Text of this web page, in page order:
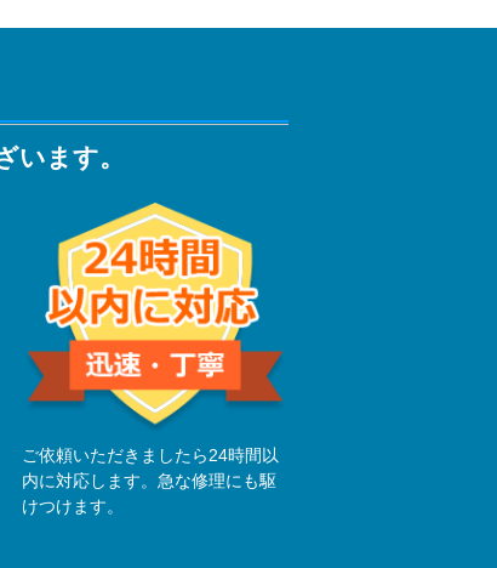
います。
ご依頼いただきましたら24時間以
内に対応します。急な修理にも駆
けつけます。